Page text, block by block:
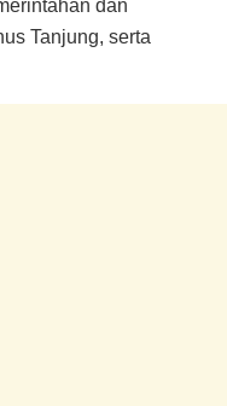
dan
Tanjung, serta